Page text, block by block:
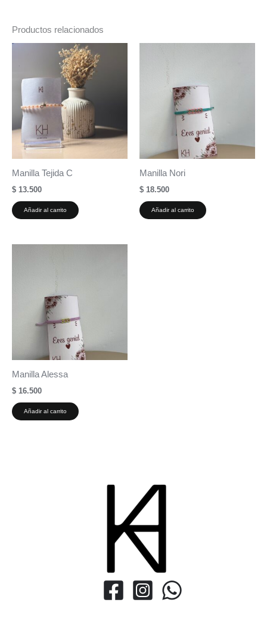
Productos relacionados
Manilla Tejida C
$ 13.500
Añadir al carrito
Manilla Nori
$ 18.500
Añadir al carrito
Manilla Alessa
$ 16.500
Añadir al carrito